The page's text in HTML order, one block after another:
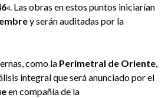
«. Las obras en estos puntos iniciarían
y serán auditadas por la
como la Perimetral de Oriente,
integral que será anunciado por el
en compañía de la